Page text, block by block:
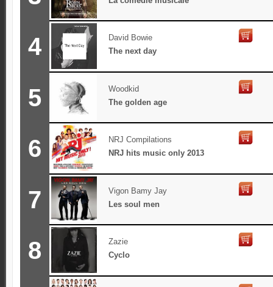
4
David Bowie
The next day
5
Woodkid
The golden age
6
NRJ Compilations
NRJ hits music only 2013
7
Vigon Bamy Jay
Les soul men
8
Zazie
Cyclo